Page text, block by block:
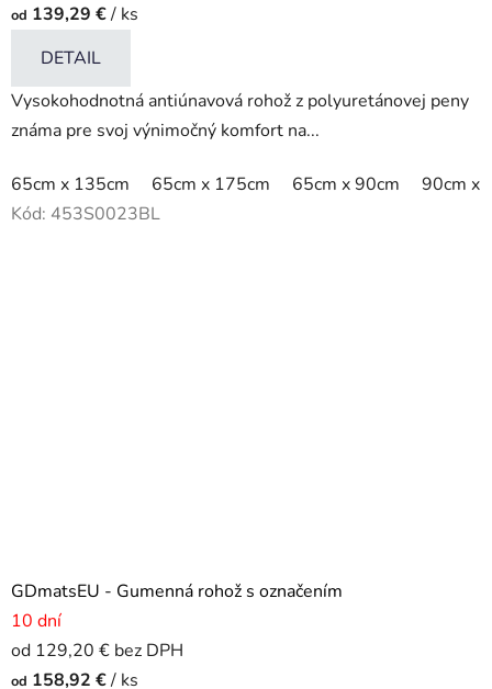
od 139,29 €/ ks
DETAIL
Vysokohodnotná antiúnavová rohož z polyuretánovej peny
známa pre svoj výnimočný komfort na...
65cm x 135cm 65cm x 175cm 65cm x 90cm
90cm x
Kód: 453S0023BL
GDmatsEU - Gumenná rohož s označením
10 dní
od 129,20 € bez DPH
od 158,92 €/ ks